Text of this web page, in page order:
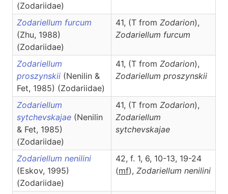
(Zodariidae)
Zodariellum furcum
(Zhu, 1988)
(Zodariidae)
41, (T from Zodarion),
Zodariellum furcum
Zodariellum
proszynskii (Nenilin &
Fet, 1985) (Zodariidae)
41, (T from Zodarion),
Zodariellum proszynskii
Zodariellum
sytchevskajae (Nenilin
& Fet, 1985)
(Zodariidae)
41, (T from Zodarion),
Zodariellum
sytchevskajae
Zodariellum nenilini
(Eskov, 1995)
(Zodariidae)
42, f. 1, 6, 10-13, 19-24
(mf), Zodariellum nenilini